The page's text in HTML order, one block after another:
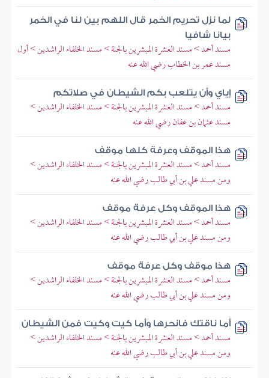
لما نزل تحريم الخمر قال اللهم بين لنا في الخمر
بيانا شافيا
مسند أحمد > مسند العشرة المبشرين بالجنة > مسند الخلفاء الراشدين > أول
مسند عمر بن الخطاب رضي الله عنه
إياي وأن يتلعب بكم الشيطان في صلاتكم
مسند أحمد > مسند العشرة المبشرين بالجنة > مسند الخلفاء الراشدين >
مسند عثمان بن عفان رضي الله عنه
هذا الموقف وعرفة كلها موقف
مسند أحمد > مسند العشرة المبشرين بالجنة > مسند الخلفاء الراشدين >
ومن مسند علي بن أبي طالب رضي الله عنه
هذا الموقف وكل عرفة موقف
مسند أحمد > مسند العشرة المبشرين بالجنة > مسند الخلفاء الراشدين >
ومن مسند علي بن أبي طالب رضي الله عنه
هذا موقف وكل عرفة موقف
مسند أحمد > مسند العشرة المبشرين بالجنة > مسند الخلفاء الراشدين >
ومن مسند علي بن أبي طالب رضي الله عنه
أما ناقتك فانحرها وأما كيت وكيت فمن الشيطان
مسند أحمد > مسند العشرة المبشرين بالجنة > مسند الخلفاء الراشدين >
ومن مسند علي بن أبي طالب رضي الله عنه